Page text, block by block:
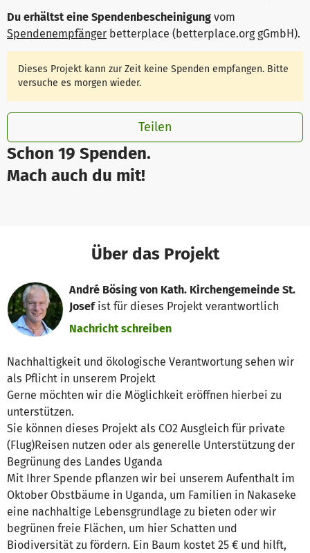
Schon 19 Spenden.
Mach auch du mit!
Du erhältst eine Spendenbescheinigung vom
Spendenempfänger betterplace (betterplace.org gGmbH).
Dieses Projekt kann zur Zeit keine Spenden empfangen. Bitte
versuche es morgen wieder.
Teilen
Über das Projekt
André Bösing von Kath. Kirchengemeinde St.
Josefist für dieses Projekt verantwortlich
Nachricht schreiben
Nachhaltigkeit und ökologische Verantwortung sehen wir
als Pflicht in unserem Projekt
Gerne möchten wir die Möglichkeit eröffnen hierbei zu
unterstützen.
Sie können dieses Projekt als CO2 Ausgleich für private
(Flug)Reisen nutzen oder als generelle Unterstützung der
Begrünung des Landes Uganda
Mit Ihrer Spende pflanzen wir bei unserem Aufenthalt im
Oktober Obstbäume in Uganda, um Familien in Nakaseke
eine nachhaltige Lebensgrundlage zu bieten oder wir
begrünen freie Flächen, um hier Schatten und
Biodiversität zu fördern. Ein Baum kostet 25 € und hilft,